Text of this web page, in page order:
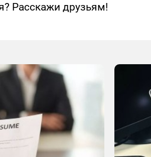
Расскажи друзьям!